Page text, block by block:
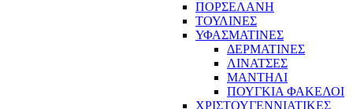
ΠΟΡΣΕΛΑΝΗ
ΤΟΥΛΙΝΕΣ
ΥΦΑΣΜΑΤΙΝΕΣ
ΔΕΡΜΑΤΙΝΕΣ
ΛΙΝΑΤΣΕΣ
ΜΑΝΤΗΛΙ
ΠΟΥΓΚΙΑ ΦΑΚΕΛΟΙ
ΧΡΙΣΤΟΥΓΕΝΝΙΑΤΙΚΕΣ